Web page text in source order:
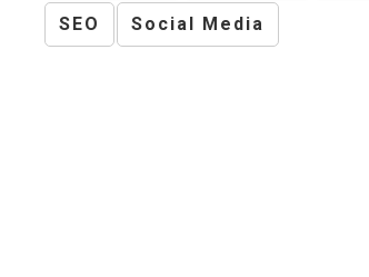
SEO Social Media